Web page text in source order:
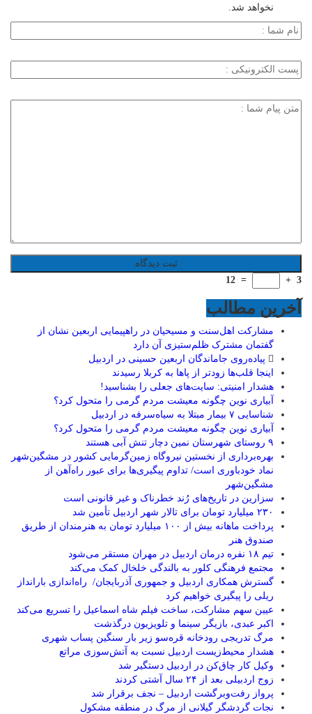
نخواهد شد.
3
+
=
12
آخرین مطالب
مشارکت اهل‌سنت و مسیحیان در راهپیمایی اربعین نشان از
گفتمان مشترک ظلم‌ستیزی آن دارد
پیاده‌روی جاماندگان اربعین حسینی در اردبیل
اینجا قلب‌ها زودتر از پاها به کربلا رسیدند
هشدار امنیتی: سایت‌های جعلی را بشناسید!
آبیاری نوین چگونه معیشت مردم گرمی را متحول کرد؟
شناسایی ۷ بیمار مبتلا به سیاه‌سرفه در اردبیل
آبیاری نوین چگونه معیشت مردم گرمی را متحول کرد؟
۹ روستای شهرستان نمین دچار تنش آبی هستند
بهره‌برداری از نخستین نیروگاه زمین‌گرمایی کشور در مشگین‌شهر
نماد خودباوری است/ تداوم پیگیری‌ها برای عبور راه‌آهن از
مشگین‌شهر
سزارین در تاریخ‌های رُند خطرناک و غیر قانونی است
۲۳۰ میلیارد تومان برای تالار شهر اردبیل تأمین شد
پرداخت ماهانه بیش از ۱۰۰ میلیارد تومان به هنرمندان از طریق
صندوق هنر
تیم ۱۸ نفره درمان اردبیل در مهران مستقر می‌شود
مجتمع فرهنگی کلور به بالندگی خلخال کمک می‌کند
گسترش همکاری اردبیل و جمهوری آذربایجان/ راه‌اندازی بارانداز
ریلی را پیگیری خواهیم کرد
عیین سهم مشارکت، ساخت فیلم شاه‌ اسماعیل را تسریع می‌کند
اکبر عبدی، بازیگر سینما و تلویزیون درگذشت
مرگ تدریجی رودخانه قره‌سو زیر بار سنگین پساب شهری
هشدار محیط‌زیست اردبیل نسبت به آتش‌سوزی مراتع
وکیل کار چاق‌کن در اردبیل دستگیر شد
زوج اردبیلی بعد از ۲۴ سال آشتی کردند
پرواز رفت‌وبرگشت اردبیل – نجف برقرار شد
نجات گردشگر گیلانی از مرگ در منطقه مشکول